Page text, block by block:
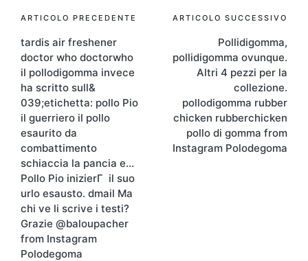
Navigazione
articoli
ARTICOLO PRECEDENTE
tardis air freshener
doctor who doctorwho
il pollodigomma invece
ha scritto sull&
039;etichetta: pollo Pio
il guerriero il pollo
esaurito da
combattimento
schiaccia la pancia e…
Pollo Pio inizierΓ il suo
urlo esausto. dmail Ma
chi ve li scrive i testi?
Grazie @baloupacher
from Instagram
Polodegoma
ARTICOLO SUCCESSIVO
Pollidigomma,
pollidigomma ovunque.
Altri 4 pezzi per la
collezione.
pollodigomma rubber
chicken rubberchicken
pollo di gomma from
Instagram Polodegoma